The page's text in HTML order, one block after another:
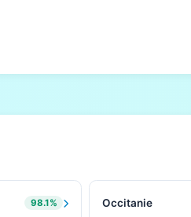
98.1% Occitanie